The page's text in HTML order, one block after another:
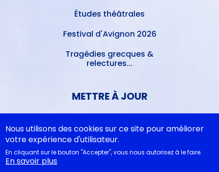
Études théâtrales
Festival d'Avignon 2026
Tragédies grecques &
relectures...
METTRE À JOUR
Ajouter un spectacle
Ajouter un événement
Nous utilisons des cookies sur ce site pour améliorer
votre expérience d'utilisateur.
En cliquant sur le bouton "Accepter", vous nous autorisez à le faire.
En savoir plus